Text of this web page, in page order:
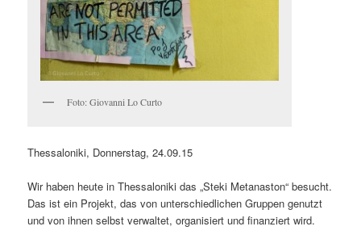
Foto: Giovanni Lo Curto
Thessaloniki, Donnerstag, 24.09.15
Wir haben heute in Thessaloniki das „Steki Metanaston“ besucht.
Das ist ein Projekt, das von unterschiedlichen Gruppen genutzt
und von ihnen selbst verwaltet, organisiert und finanziert wird.